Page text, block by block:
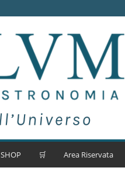
SHOP 🛒 Area Riservata